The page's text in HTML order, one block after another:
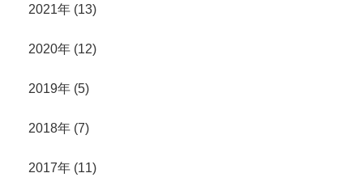
2021年 (13)
2020年 (12)
2019年 (5)
2018年 (7)
2017年 (11)